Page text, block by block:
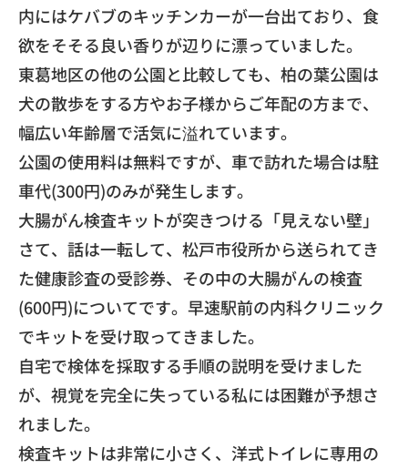
内にはケバブのキッチンカーが一台出ており、食
欲をそそる良い香りが辺りに漂っていました。
​東葛地区の他の公園と比較しても、柏の葉公園は
犬の散歩をする方やお子様からご年配の方まで、
幅広い年齢層で活気に溢れています。
​公園の使用料は無料ですが、車で訪れた場合は駐
車代(300円)のみが発生します。
​大腸がん検査キットが突きつける「見えない壁」
​さて、話は一転して、松戸市役所から送られてき
た健康診査の受診券、その中の大腸がんの検査
(600円)についてです。早速駅前の内科クリニック
でキットを受け取ってきました。
​自宅で検体を採取する手順の説明を受けました
が、視覚を完全に失っている私には困難が予想さ
れました。
​検査キットは非常に小さく、洋式トイレに専用の